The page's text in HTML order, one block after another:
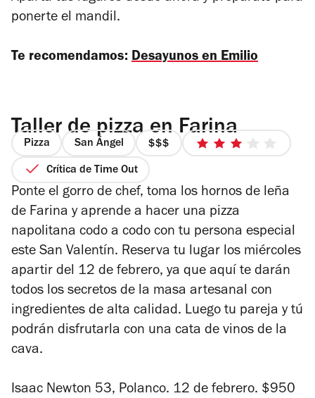
ponerte el mandil.
Te recomendamos: Desayunos en Emilio
Taller de pizza en Farina
Pizza San Ángel
precio
3
Crítica de Time Out
Ponte el gorro de chef, toma los hornos de leña
de Farina y aprende a hacer una pizza
napolitana codo a codo con tu persona especial
este San Valentín. Reserva tu lugar los miércoles
apartir del 12 de febrero, ya que aquí te darán
todos los secretos de la masa artesanal con
ingredientes de alta calidad. Luego tu pareja y tú
podrán disfrutarla con una cata de vinos de la
cava.
Isaac Newton 53, Polanco. 12 de febrero. $950